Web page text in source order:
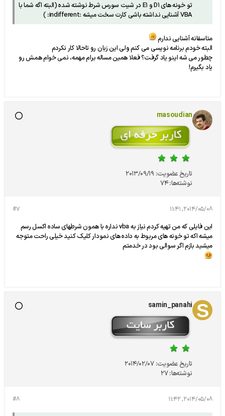
تو خونه های D1 و E1 در شیت سورس شرط نوشته شده (البته اگه شما با
VBA آشنایی نداشته باشی کارت سخت میشه :indifferent: )
متاسفانه آشنایی ندارم
البته خودم برنامه نویسی می کنم ولی این زبان رو تاحالا کار نکردم
چطور می شه اینو یاد گرفت؟ فعلا همین مساله برام مهمه، نمی خوام همش رو
یاد بگیرم!
masoudian
تاریخ عضویت: 2013/09/19
نوشته‌ها:74
#7 2014/05/08, 11:41
این فایلی که من تهیه کردم نیاز به vba نداره با همون شرطهای ساده اکسل رسم
میشه اکه تو خونه های مربوط به داده های نمودار کلیک کنید خیلی راحت متوجه
میشید بازم اگر سوالی بود در خدمتم
samin_panahi
تاریخ عضویت: 2014/02/07
نوشته‌ها:27
#8 2014/05/08, 11:42